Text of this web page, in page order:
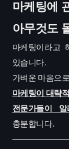
마케팅에
아무것도
마케팅이라고
있습니다.
가벼운 마음으로
마케팅이 대략
전문가들이
알
충분합니다.